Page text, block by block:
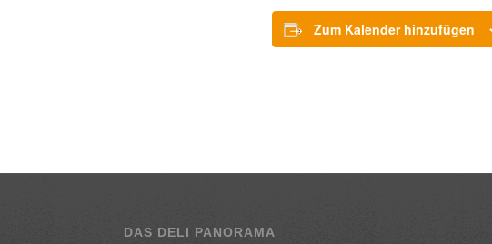
Zum Kalender hinzufügen
DAS DELI PANORAMA